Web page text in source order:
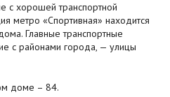
с хорошей транспортной
метро «Спортивная» находится
Главные транспортные
с районами города, — улицы
доме – 84.